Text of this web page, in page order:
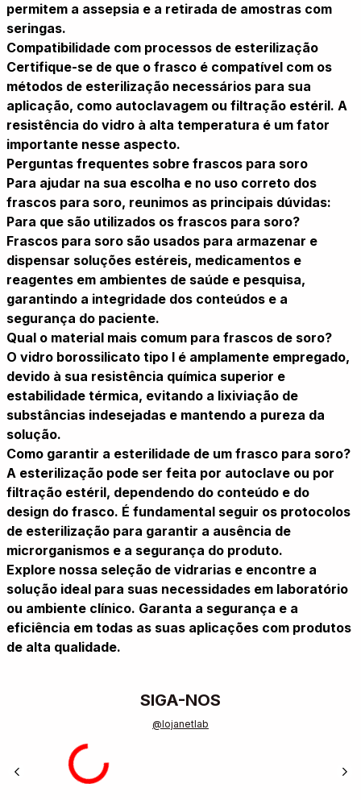
permitem a assepsia e a retirada de amostras com
seringas.
Compatibilidade com processos de esterilização
Certifique-se de que o frasco é compatível com os
métodos de esterilização necessários para sua
aplicação, como autoclavagem ou filtração estéril. A
resistência do vidro à alta temperatura é um fator
importante nesse aspecto.
Perguntas frequentes sobre frascos para soro
Para ajudar na sua escolha e no uso correto dos
frascos para soro, reunimos as principais dúvidas:
Para que são utilizados os frascos para soro?
Frascos para soro são usados para armazenar e
dispensar soluções estéreis, medicamentos e
reagentes em ambientes de saúde e pesquisa,
garantindo a integridade dos conteúdos e a
segurança do paciente.
Qual o material mais comum para frascos de soro?
O vidro borossilicato tipo I é amplamente empregado,
devido à sua resistência química superior e
estabilidade térmica, evitando a lixiviação de
substâncias indesejadas e mantendo a pureza da
solução.
Como garantir a esterilidade de um frasco para soro?
A esterilização pode ser feita por autoclave ou por
filtração estéril, dependendo do conteúdo e do
design do frasco. É fundamental seguir os protocolos
de esterilização para garantir a ausência de
microrganismos e a segurança do produto.
Explore nossa seleção de vidrarias e encontre a
solução ideal para suas necessidades em laboratório
ou ambiente clínico. Garanta a segurança e a
eficiência em todas as suas aplicações com produtos
de alta qualidade.
SIGA-NOS
@lojanetlab